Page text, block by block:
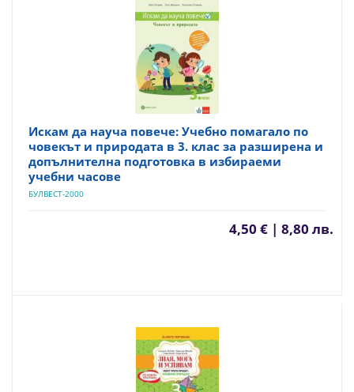
Искам да науча повече: Учебно помагало по
човекът и природата в 3. клас за разширена и
допълнителна подготовка в избираеми
учебни часове
БУЛВЕСТ-2000
4,50 € | 8,80 лв.